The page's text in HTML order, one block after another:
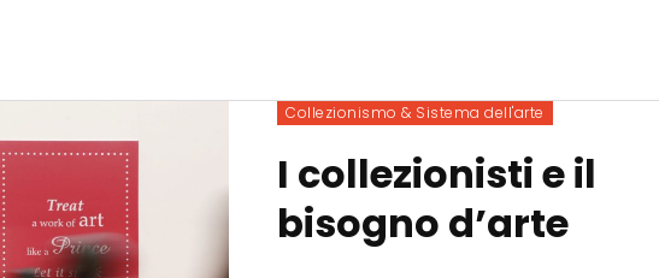
Collezionismo & Sistema dell'arte
I collezionisti e il
bisogno d’arte